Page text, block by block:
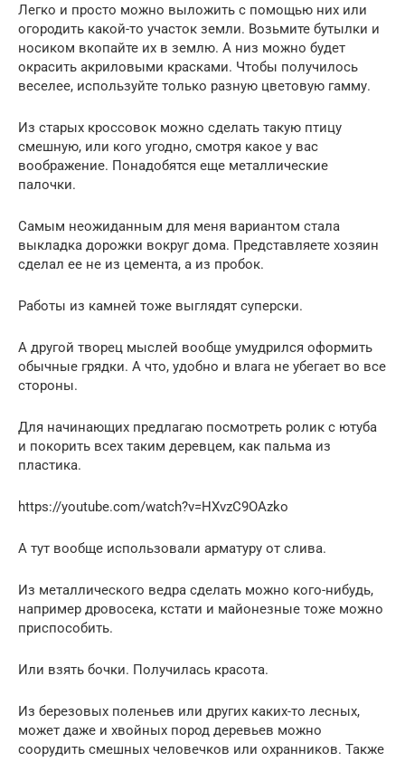
Легко и просто можно выложить с помощью них или
огородить какой-то участок земли. Возьмите бутылки и
носиком вкопайте их в землю. А низ можно будет
окрасить акриловыми красками. Чтобы получилось
веселее, используйте только разную цветовую гамму.
Из старых кроссовок можно сделать такую птицу
смешную, или кого угодно, смотря какое у вас
воображение. Понадобятся еще металлические
палочки.
Самым неожиданным для меня вариантом стала
выкладка дорожки вокруг дома. Представляете хозяин
сделал ее не из цемента, а из пробок.
Работы из камней тоже выглядят суперски.
А другой творец мыслей вообще умудрился оформить
обычные грядки. А что, удобно и влага не убегает во все
стороны.
Для начинающих предлагаю посмотреть ролик с ютуба
и покорить всех таким деревцем, как пальма из
пластика.
https://youtube.com/watch?v=HXvzC9OAzko
А тут вообще использовали арматуру от слива.
Из металлического ведра сделать можно кого-нибудь,
например дровосека, кстати и майонезные тоже можно
приспособить.
Или взять бочки. Получилась красота.
Из березовых поленьев или других каких-то лесных,
может даже и хвойных пород деревьев можно
соорудить смешных человечков или охранников. Также